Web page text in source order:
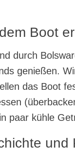
Boot
durch
genießen.
das Boot
paar kühle
und